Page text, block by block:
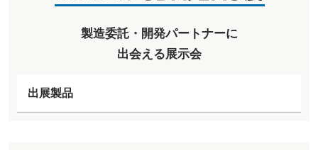
製造委託・開発パートナーに
出会える展示会
出展製品